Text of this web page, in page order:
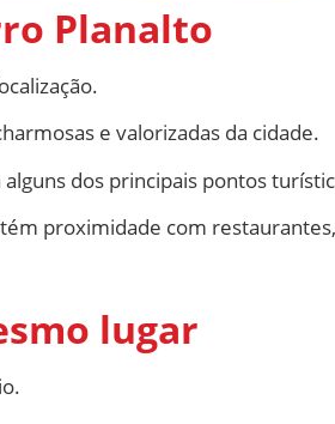
Planalto
e valorizadas da cidade.
dos principais pontos
proximidade com
lugar